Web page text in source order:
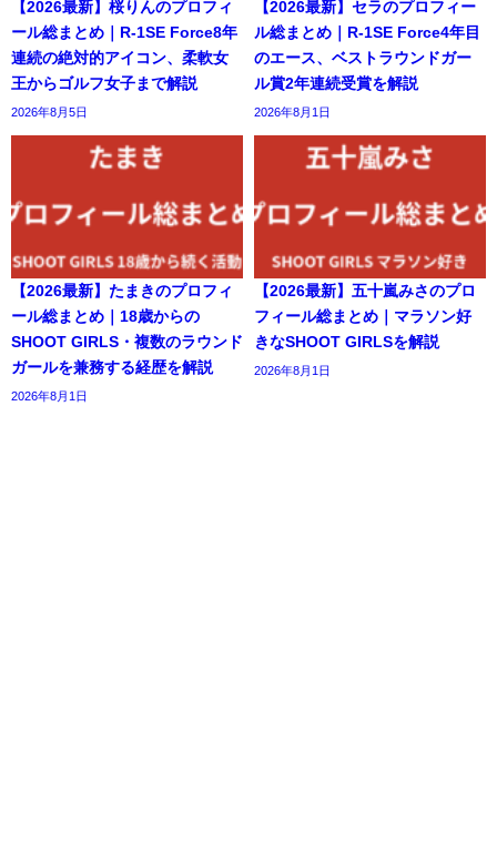
【2026最新】桜りんのプロフィ
ール総まとめ｜R-1SE Force8年
連続の絶対的アイコン、柔軟女
王からゴルフ女子まで解説
2026年8月5日
【2026最新】セラのプロフィー
ル総まとめ｜R-1SE Force4年目
のエース、ベストラウンドガー
ル賞2年連続受賞を解説
2026年8月1日
【2026最新】たまきのプロフィ
ール総まとめ｜18歳からの
SHOOT GIRLS・複数のラウンド
ガールを兼務する経歴を解説
2026年8月1日
【2026最新】五十嵐みさのプロ
フィール総まとめ｜マラソン好
きなSHOOT GIRLSを解説
2026年8月1日